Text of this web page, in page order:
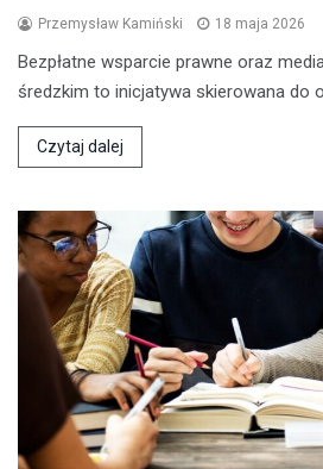
Przemysław Kamiński 18 maja 2026
Bezpłatne wsparcie prawne oraz
średzkim to inicjatywa skierowana do
Czytaj dalej